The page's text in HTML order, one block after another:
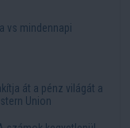
vs mindennapi
át a pénz világát a
Union